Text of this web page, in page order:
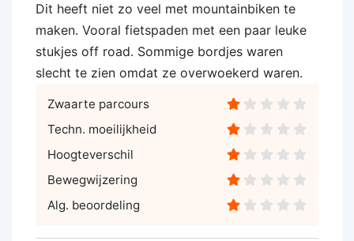
Dit heeft niet zo veel met mountainbiken te
maken. Vooral fietspaden met een paar leuke
stukjes off road. Sommige bordjes waren
slecht te zien omdat ze overwoekerd waren.
Zwaarte parcours
Techn. moeilijkheid
Hoogteverschil
Bewegwijzering
Alg. beoordeling